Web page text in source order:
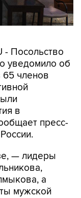
- Посольство
уведомило об
65 членов
в
пресс-
— лидеры
а
мужской